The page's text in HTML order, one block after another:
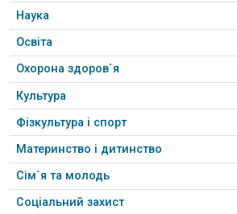
Наука
Освіта
Охорона здоров`я
Культура
Фізкультура і спорт
Материнство і дитинство
Сім`я та молодь
Соціальний захист